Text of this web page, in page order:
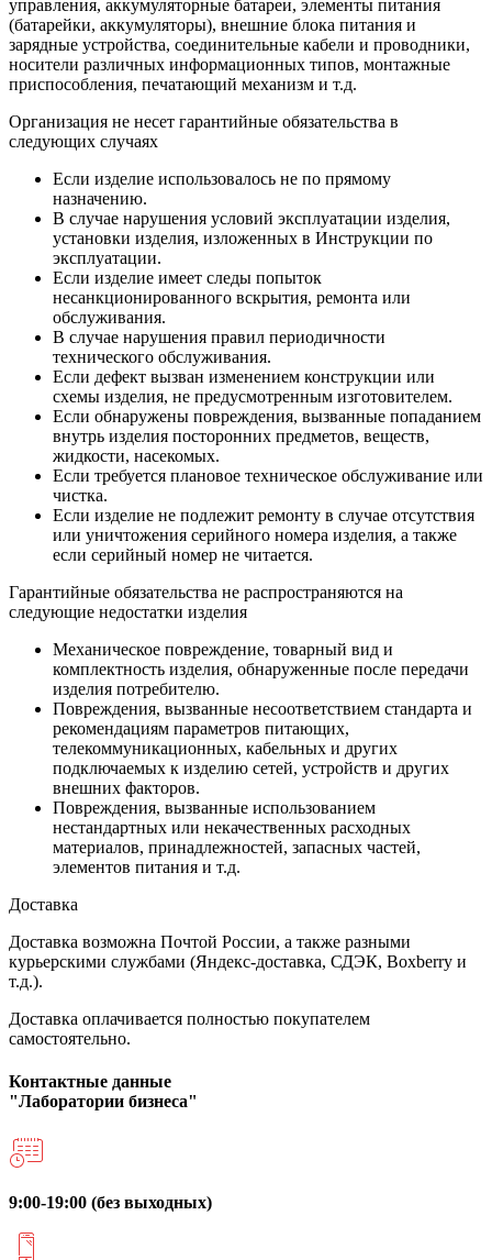
управления, аккумуляторные батареи, элементы питания
(батарейки, аккумуляторы), внешние блока питания и
зарядные устройства, соединительные кабели и проводники,
носители различных информационных типов, монтажные
приспособления, печатающий механизм и т.д.
Организация не несет гарантийные обязательства в
следующих случаях
Если изделие использовалось не по прямому
назначению.
В случае нарушения условий эксплуатации изделия,
установки изделия, изложенных в Инструкции по
эксплуатации.
Если изделие имеет следы попыток
несанкционированного вскрытия, ремонта или
обслуживания.
В случае нарушения правил периодичности
технического обслуживания.
Если дефект вызван изменением конструкции или
схемы изделия, не предусмотренным изготовителем.
Если обнаружены повреждения, вызванные попаданием
внутрь изделия посторонних предметов, веществ,
жидкости, насекомых.
Если требуется плановое техническое обслуживание или
чистка.
Если изделие не подлежит ремонту в случае отсутствия
или уничтожения серийного номера изделия, а также
если серийный номер не читается.
Гарантийные обязательства не распространяются на
следующие недостатки изделия
Механическое повреждение, товарный вид и
комплектность изделия, обнаруженные после передачи
изделия потребителю.
Повреждения, вызванные несоответствием стандарта и
рекомендациям параметров питающих,
телекоммуникационных, кабельных и других
подключаемых к изделию сетей, устройств и других
внешних факторов.
Повреждения, вызванные использованием
нестандартных или некачественных расходных
материалов, принадлежностей, запасных частей,
элементов питания и т.д.
Доставка
Доставка возможна Почтой России, а также разными
курьерскими службами (Яндекс-доставка, СДЭК, Boxberry и
т.д.).
Доставка оплачивается полностью покупателем
самостоятельно.
Контактные данные
"Лаборатории бизнеса"
9:00-19:00 (без выходных)